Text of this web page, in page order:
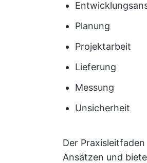
Planung
Projektarbeit
Lieferung
Messung
Unsicherheit
Der
Ansätzen und